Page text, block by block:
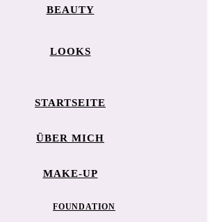
BEAUTY
LOOKS
STARTSEITE
ÜBER MICH
MAKE-UP
FOUNDATION